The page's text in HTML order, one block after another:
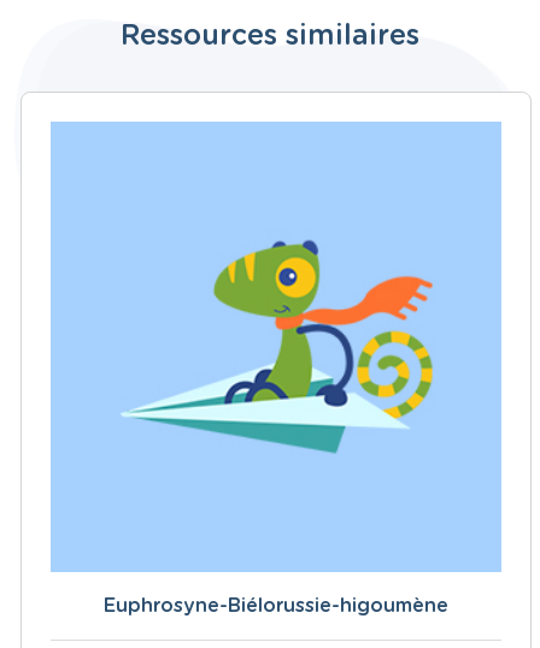
Ressources similaires
Euphrosyne-Biélorussie-higoumène